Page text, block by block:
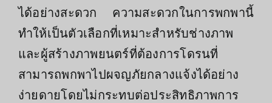
ได้อย่างสะดวก ความสะดวกในการพกพานี้
ทำให้เป็นตัวเลือกที่เหมาะสำหรับช่างภาพ
และผู้สร้างภาพยนตร์ที่ต้องการโดรนที่
สามารถพกพาไปผจญภัยกลางแจ้งได้อย่าง
ง่ายดายโดยไม่กระทบต่อประสิทธิภาพการ